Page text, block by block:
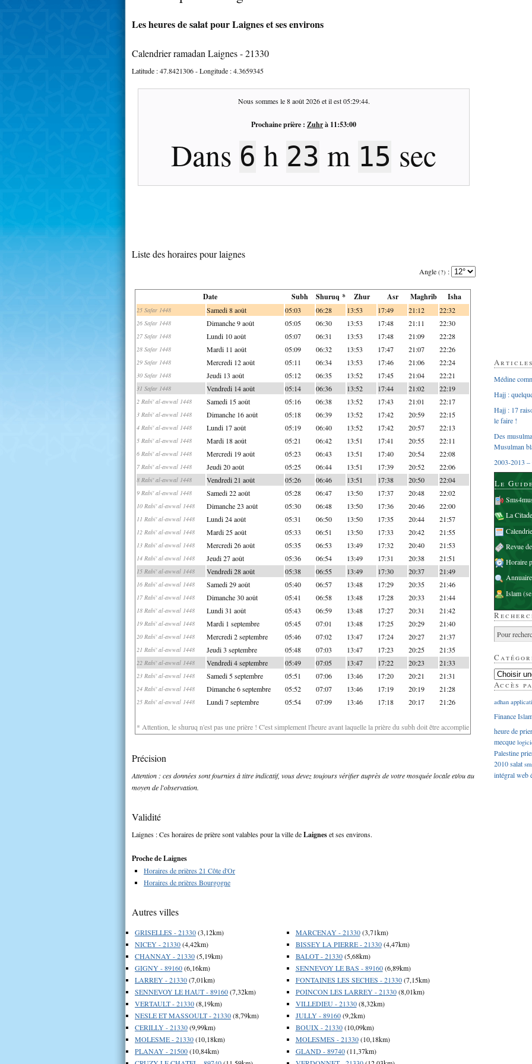
Les heures de salat pour Laignes et ses environs
Calendrier ramadan Laignes - 21330
Latitude :47.8421306- Longitude :4.3659345
Nous sommes le8 août 2026et il est05:29:45.
Prochaine prière : Zuhrà 11:53:00
Dans 6 h 23 m 14 sec
Liste des horaires pour laignes
Angle (?) :
Date Subh Shuruq * Zhur Asr Maghrib Isha
25 Safar 1448 Samedi 8 août 05:03 06:28 13:53 17:49 21:12 22:32
26 Safar 1448 Dimanche 9 août 05:05 06:30 13:53 17:48 21:11 22:30
27 Safar 1448 Lundi 10 août 05:07 06:31 13:53 17:48 21:09 22:28
28 Safar 1448 Mardi 11 août 05:09 06:32 13:53 17:47 21:07 22:26
29 Safar 1448 Mercredi 12 août 05:11 06:34 13:53 17:46 21:06 22:24
30 Safar 1448 Jeudi 13 août 05:12 06:35 13:52 17:45 21:04 22:21
31 Safar 1448 Vendredi 14 août 05:14 06:36 13:52 17:44 21:02 22:19
2 Rabi' al-awwal 1448 Samedi 15 août 05:16 06:38 13:52 17:43 21:01 22:17
3 Rabi' al-awwal 1448 Dimanche 16 août 05:18 06:39 13:52 17:42 20:59 22:15
4 Rabi' al-awwal 1448 Lundi 17 août 05:19 06:40 13:52 17:42 20:57 22:13
5 Rabi' al-awwal 1448 Mardi 18 août 05:21 06:42 13:51 17:41 20:55 22:11
6 Rabi' al-awwal 1448 Mercredi 19 août 05:23 06:43 13:51 17:40 20:54 22:08
7 Rabi' al-awwal 1448 Jeudi 20 août 05:25 06:44 13:51 17:39 20:52 22:06
8 Rabi' al-awwal 1448 Vendredi 21 août 05:26 06:46 13:51 17:38 20:50 22:04
9 Rabi' al-awwal 1448 Samedi 22 août 05:28 06:47 13:50 17:37 20:48 22:02
10 Rabi' al-awwal 1448 Dimanche 23 août 05:30 06:48 13:50 17:36 20:46 22:00
11 Rabi' al-awwal 1448 Lundi 24 août 05:31 06:50 13:50 17:35 20:44 21:57
12 Rabi' al-awwal 1448 Mardi 25 août 05:33 06:51 13:50 17:33 20:42 21:55
13 Rabi' al-awwal 1448 Mercredi 26 août 05:35 06:53 13:49 17:32 20:40 21:53
14 Rabi' al-awwal 1448 Jeudi 27 août 05:36 06:54 13:49 17:31 20:38 21:51
15 Rabi' al-awwal 1448 Vendredi 28 août 05:38 06:55 13:49 17:30 20:37 21:49
16 Rabi' al-awwal 1448 Samedi 29 août 05:40 06:57 13:48 17:29 20:35 21:46
17 Rabi' al-awwal 1448 Dimanche 30 août 05:41 06:58 13:48 17:28 20:33 21:44
18 Rabi' al-awwal 1448 Lundi 31 août 05:43 06:59 13:48 17:27 20:31 21:42
19 Rabi' al-awwal 1448 Mardi 1 septembre 05:45 07:01 13:48 17:25 20:29 21:40
20 Rabi' al-awwal 1448 Mercredi 2 septembre 05:46 07:02 13:47 17:24 20:27 21:37
21 Rabi' al-awwal 1448 Jeudi 3 septembre 05:48 07:03 13:47 17:23 20:25 21:35
22 Rabi' al-awwal 1448 Vendredi 4 septembre 05:49 07:05 13:47 17:22 20:23 21:33
23 Rabi' al-awwal 1448 Samedi 5 septembre 05:51 07:06 13:46 17:20 20:21 21:31
24 Rabi' al-awwal 1448 Dimanche 6 septembre 05:52 07:07 13:46 17:19 20:19 21:28
25 Rabi' al-awwal 1448 Lundi 7 septembre 05:54 07:09 13:46 17:18 20:17 21:26
* Attention, le shuruq n'est pas une prière ! C'est simplement l'heure avant laquelle la prière du subh doit être accomplie
Précision
Attention : ces données sont fournies à titre indicatif, vous devez toujours vérifier auprès de votre mosquée locale et/ou au
moyen de l'observation.
Validité
Laignes : Ces horaires de prière sont valables pour la ville deLaigneset ses environs.
Proche de Laignes
Horaires de prières 21 Côte d'Or
Horaires de prières Bourgogne
Autres villes
GRISELLES - 21330(3,12km)
NICEY - 21330(4,42km)
CHANNAY - 21330(5,19km)
GIGNY - 89160(6,16km)
LARREY - 21330(7,01km)
SENNEVOY LE HAUT - 89160(7,32km)
VERTAULT - 21330(8,19km)
NESLE ET MASSOULT - 21330(8,79km)
CERILLY - 21330(9,99km)
MOLESME - 21330(10,18km)
PLANAY - 21500(10,84km)
MARCENAY - 21330(3,71km)
BISSEY LA PIERRE - 21330(4,47km)
BALOT - 21330(5,68km)
SENNEVOY LE BAS - 89160(6,89km)
FONTAINES LES SECHES - 21330(7,15km)
POINCON LES LARREY - 21330(8,01km)
VILLEDIEU - 21330(8,32km)
JULLY - 89160(9,2km)
BOUIX - 21330(10,09km)
MOLESMES - 21330(10,18km)
GLAND - 89740(11,37km)
Médine
Hajj :
Hajj : 17
le faire !
Des
Musulman
2003-2013 –
Le
La
Revue
Horaire
Islam
Accès
adhan
Finance
heure de
mecque
Palestine
2010salat
intégralweb